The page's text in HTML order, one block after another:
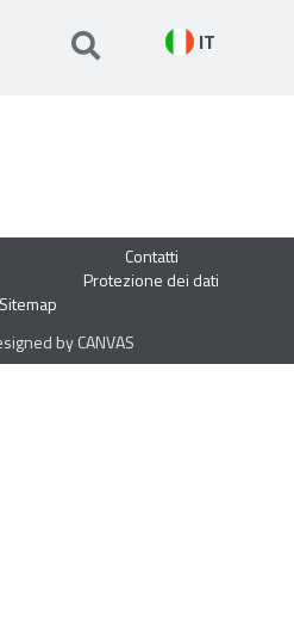
IT
Contatti
Protezione dei dati
Sitemap
by CANVAS